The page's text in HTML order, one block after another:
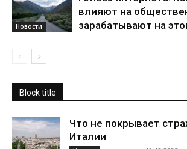
Новости
влияют на
зарабатывают на
Block title
Что не покрывает
Италии